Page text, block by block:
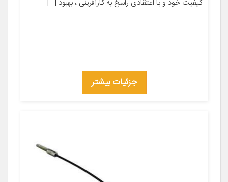
کیفیت خود و با اعتقادی راسخ به کارآفرینی ، بهبود […]
جزئیات بیشتر